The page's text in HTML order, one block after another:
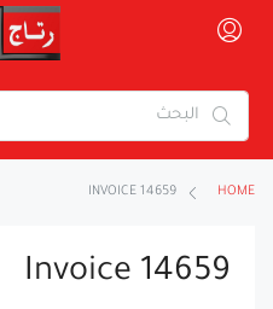
HOME
INVOICE 14659
Invoice 14659